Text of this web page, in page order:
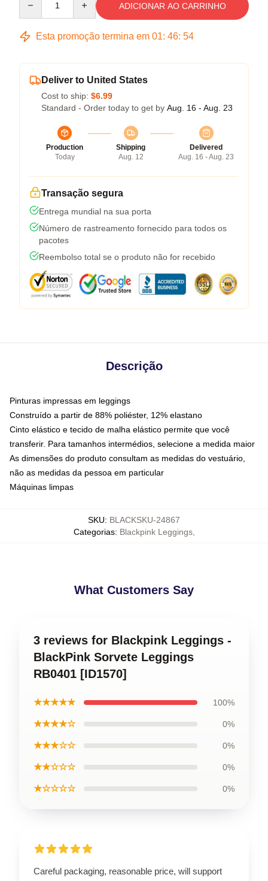
ADICIONAR AO CARRINHO
Esta promoção termina em 01: 46: 54
Deliver to United States
Cost to ship: $6.99
Standard - Order today to get by Aug. 16 - Aug. 23
Production
Today
Shipping
Aug. 12
Delivered
Aug. 16 - Aug. 23
Transação segura
Entrega mundial na sua porta
Número de rastreamento fornecido para todos os
pacotes
Reembolso total se o produto não for recebido
Descrição
Pinturas impressas em leggings
Construído a partir de 88% poliéster, 12% elastano
Cinto elástico e tecido de malha elástico permite que você
transferir. Para tamanhos intermédios, selecione a medida maior
As dimensões do produto consultam as medidas do vestuário,
não as medidas da pessoa em particular
Máquinas limpas
SKU: BLACKSKU-24867
Categorias: Blackpink Leggings,
What Customers Say
3 reviews for Blackpink Leggings -
BlackPink Sorvete Leggings
RB0401 [ID1570]
★★★★★ 100%
★★★★☆ 0%
★★★☆☆ 0%
★★☆☆☆ 0%
★☆☆☆☆ 0%
Careful packaging, reasonable price, will support